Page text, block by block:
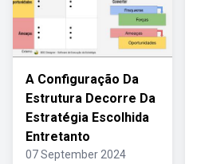
A Configuração Da
Estrutura Decorre Da
Estratégia Escolhida
Entretanto
07 September 2024